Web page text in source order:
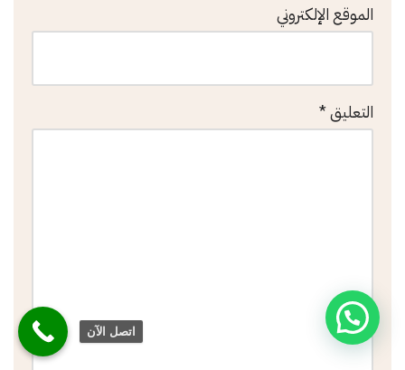
الموقع الإلكتروني
التعليق*
اتصل الآن